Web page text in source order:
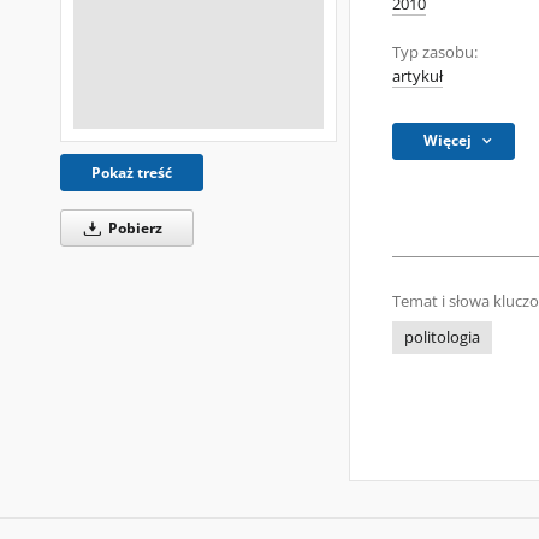
Pokaż treść
Pobierz
2010
Typ zasobu:
artykuł
Więcej
Temat i słowa
politologia